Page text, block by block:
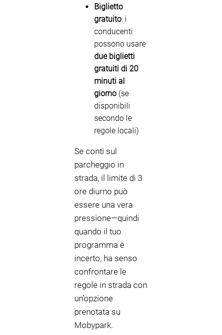
Biglietto
gratuito: i
conducenti
possono usare
due biglietti
gratuiti di 20
minuti al
giorno (se
disponibili
secondo le
regole locali)
Se conti sul
parcheggio in
strada, il limite di 3
ore diurno può
essere una vera
pressione—quindi
quando il tuo
programma è
incerto, ha senso
confrontare le
regole in strada con
un’opzione
prenotata su
Mobypark.